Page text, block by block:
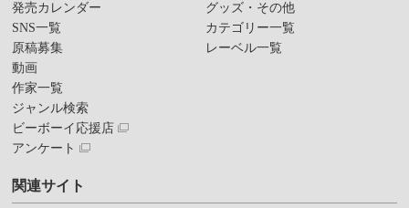
発売カレンダー
SNS一覧
原稿募集
動画
作家一覧
ジャンル検索
ビーボーイ応援店
アンケート
グッズ・その他
カテゴリー一覧
レーベル一覧
関連サイト